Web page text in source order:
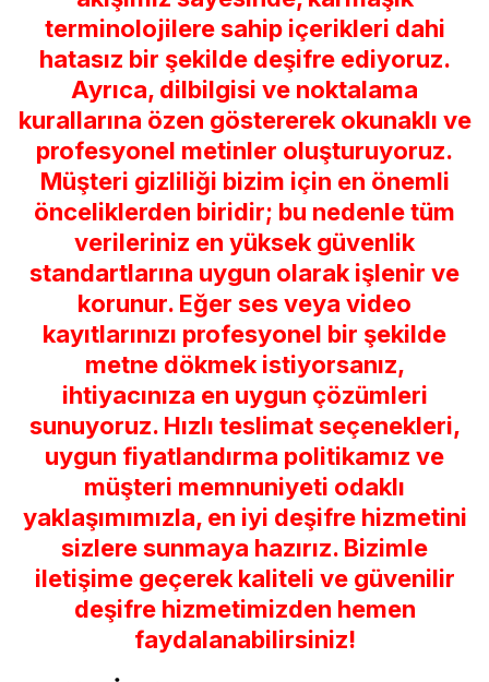
terminolojilere sahip içerikleri dahi
hatasız bir şekilde deşifre ediyoruz.
Ayrıca, dilbilgisi ve noktalama
kurallarına özen göstererek okunaklı ve
profesyonel metinler oluşturuyoruz.
Müşteri gizliliği bizim için en önemli
önceliklerden biridir; bu nedenle tüm
verileriniz en yüksek güvenlik
standartlarına uygun olarak işlenir ve
korunur. Eğer ses veya video
kayıtlarınızı profesyonel bir şekilde
metne dökmek istiyorsanız,
ihtiyacınıza en uygun çözümleri
sunuyoruz. Hızlı teslimat seçenekleri,
uygun fiyatlandırma politikamız ve
müşteri memnuniyeti odaklı
yaklaşımımızla, en iyi deşifre hizmetini
sizlere sunmaya hazırız. Bizimle
iletişime geçerek kaliteli ve güvenilir
deşifre hizmetimizden hemen
faydalanabilirsiniz!